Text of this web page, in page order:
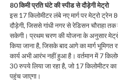
80 किमी प्रति घंटे की स्पीड से दौड़ेगी मेट्रो
इस 17 किलोमीटर लंबे नए मार्ग पर मेट्रो ट्रेन
दौड़ेगी, जिससे गांधी नगर से रेडिसन चौराहा
सकेगी। प्रथम चरण की योजना के अनुसार
किया जाना है, जिसके बाद आगे का मार्ग भूमिगत
कार्य अभी आरंभ नहीं हुआ है। वर्तमान में 7
30 रुपये लिया जा रहा है, जो 17 किलोमीटर
पहुंच जाएगा।